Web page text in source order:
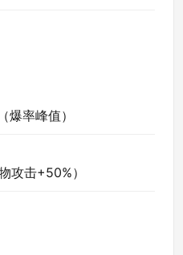
爆率峰值）
攻击+50%）